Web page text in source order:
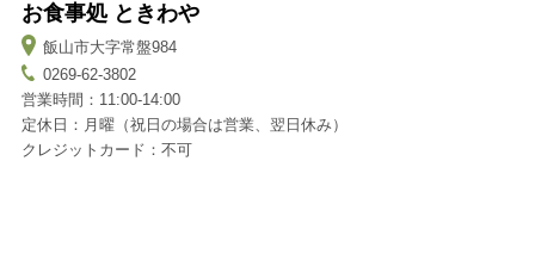
お食事処 ときわや
飯山市大字常盤984
0269-62-3802
営業時間：11:00-14:00
定休日：月曜（祝日の場合は営業、翌日休み）
クレジットカード：不可